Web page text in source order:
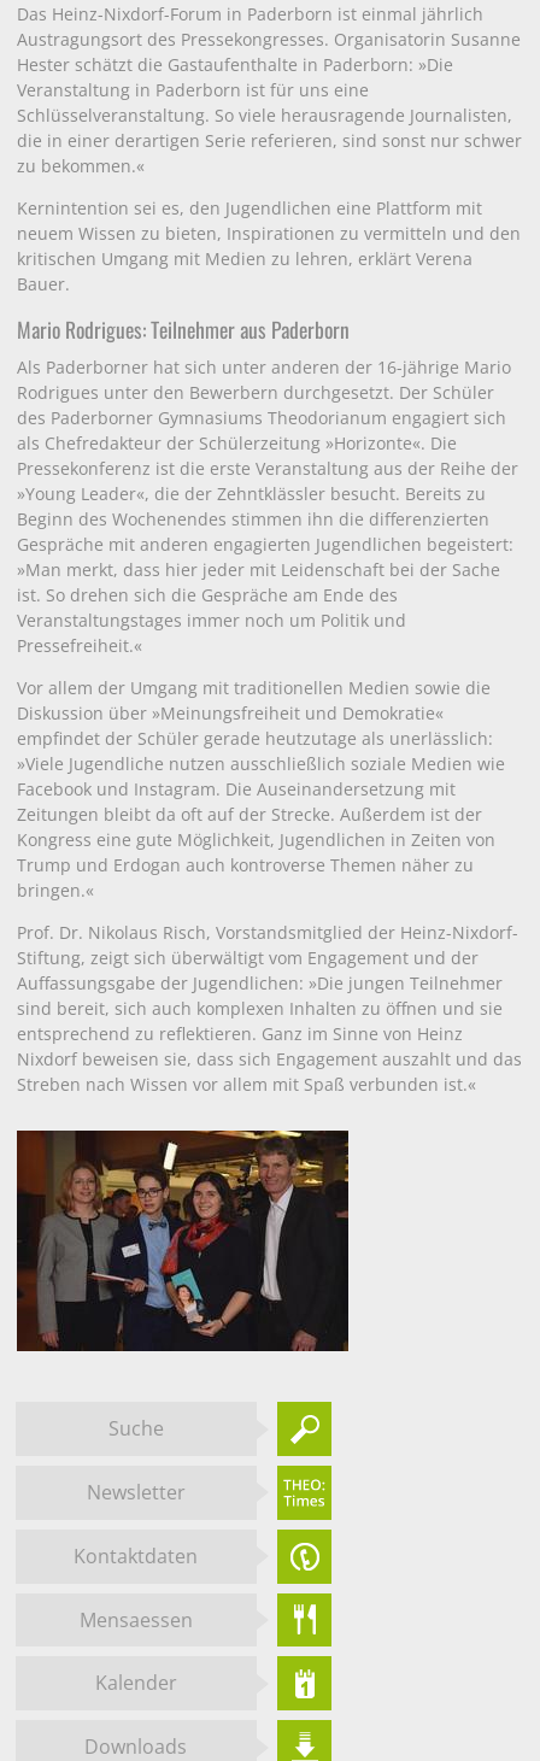
Das Heinz-Nixdorf-Forum in Paderborn ist einmal jährlich
Austragungsort des Pressekongresses. Organisatorin Susanne
Hester schätzt die Gastaufenthalte in Paderborn: »Die
Veranstaltung in Paderborn ist für uns eine
Schlüsselveranstaltung. So viele herausragende Journalisten,
die in einer derartigen Serie referieren, sind sonst nur schwer
zu bekommen.«
Kernintention sei es, den Jugendlichen eine Plattform mit
neuem Wissen zu bieten, Inspirationen zu vermitteln und den
kritischen Umgang mit Medien zu lehren, erklärt Verena
Bauer.
Mario Rodrigues: Teilnehmer aus Paderborn
Als Paderborner hat sich unter anderen der 16-jährige Mario
Rodrigues unter den Bewerbern durchgesetzt. Der Schüler
des Paderborner Gymnasiums Theodorianum engagiert sich
als Chefredakteur der Schülerzeitung »Horizonte«. Die
Pressekonferenz ist die erste Veranstaltung aus der Reihe der
»Young Leader«, die der Zehntklässler besucht. Bereits zu
Beginn des Wochenendes stimmen ihn die differenzierten
Gespräche mit anderen engagierten Jugendlichen begeistert:
»Man merkt, dass hier jeder mit Leidenschaft bei der Sache
ist. So drehen sich die Gespräche am Ende des
Veranstaltungstages immer noch um Politik und
Pressefreiheit.«
Vor allem der Umgang mit traditionellen Medien sowie die
Diskussion über »Meinungsfreiheit und Demokratie«
empfindet der Schüler gerade heutzutage als unerlässlich:
»Viele Jugendliche nutzen ausschließlich soziale Medien wie
Facebook und Instagram. Die Auseinandersetzung mit
Zeitungen bleibt da oft auf der Strecke. Außerdem ist der
Kongress eine gute Möglichkeit, Jugendlichen in Zeiten von
Trump und Erdogan auch kontroverse Themen näher zu
bringen.«
Prof. Dr. Nikolaus Risch, Vorstandsmitglied der Heinz-Nixdorf-
Stiftung, zeigt sich überwältigt vom Engagement und der
Auffassungsgabe der Jugendlichen: »Die jungen Teilnehmer
sind bereit, sich auch komplexen Inhalten zu öffnen und sie
entsprechend zu reflektieren. Ganz im Sinne von Heinz
Nixdorf beweisen sie, dass sich Engagement auszahlt und das
Streben nach Wissen vor allem mit Spaß verbunden ist.«
Suche
Newsletter
Kontaktdaten
Mensaessen
Kalender
Downloads